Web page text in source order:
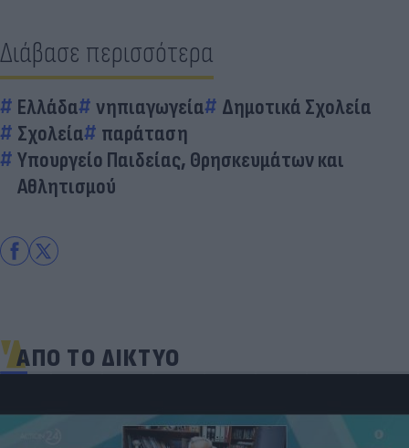
Διάβασε περισσότερα
Ελλάδα νηπιαγωγεία
Δημοτικά Σχολεία
Σχολεία
παράταση
Υπουργείο Παιδείας, Θρησκευμάτων και
Αθλητισμού
ΑΠΟ ΤΟ ΔΙΚΤΥΟ